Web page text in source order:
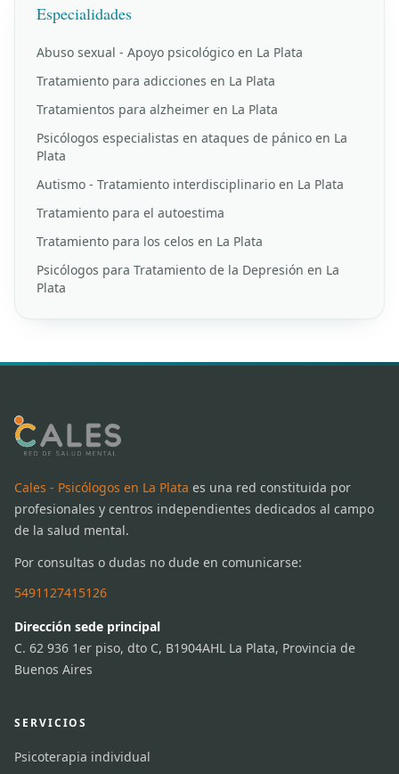
Especialidades
Abuso sexual - Apoyo psicológico en La Plata
Tratamiento para adicciones en La Plata
Tratamientos para alzheimer en La Plata
Psicólogos especialistas en ataques de pánico en La
Plata
Autismo - Tratamiento interdisciplinario en La Plata
Tratamiento para el autoestima
Tratamiento para los celos en La Plata
Psicólogos para Tratamiento de la Depresión en La
Plata
Cales - Psicólogos en La Plata es una red constituida por
profesionales y centros independientes dedicados al campo
de la salud mental.
Por consultas o dudas no dude en comunicarse:
5491127415126
Dirección sede principal
C. 62 936 1er piso, dto C, B1904AHL La Plata, Provincia de
Buenos Aires
SERVICIOS
Psicoterapia individual